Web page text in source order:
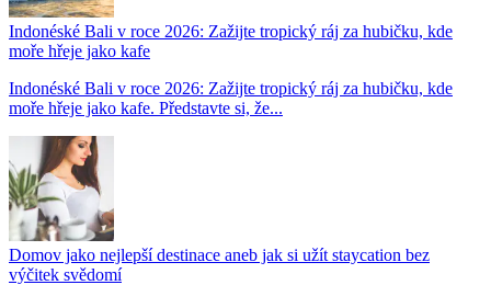
Indonéské Bali v roce 2026: Zažijte tropický ráj za hubičku, kde
moře hřeje jako kafe
Indonéské Bali v roce 2026: Zažijte tropický ráj za hubičku, kde
moře hřeje jako kafe. Představte si, že...
Domov jako nejlepší destinace aneb jak si užít staycation bez
výčitek svědomí